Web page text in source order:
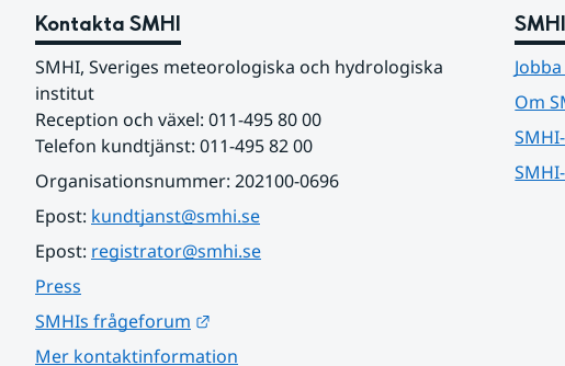
Kontakta SMHI
SMHI, Sveriges meteorologiska och hydrologiska
institut
Reception och växel: 011-495 80 00
Telefon kundtjänst: 011-495 82 00
Organisationsnummer: 202100-0696
Epost: kundtjanst@smhi.se
Epost: registrator@smhi.se
Press
SMHIs frågeforum
Mer kontaktinformation
Om